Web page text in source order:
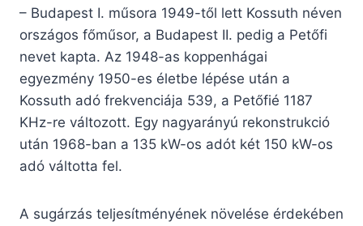
– Budapest I. műsora 1949-től lett Kossuth néven
országos főműsor, a Budapest II. pedig a Petőfi
nevet kapta. Az 1948-as koppenhágai
egyezmény 1950-es életbe lépése után a
Kossuth adó frekvenciája 539, a Petőfié 1187
KHz-re változott. Egy nagyarányú rekonstrukció
után 1968-ban a 135 kW-os adót két 150 kW-os
adó váltotta fel.
A sugárzás teljesítményének növelése érdekében